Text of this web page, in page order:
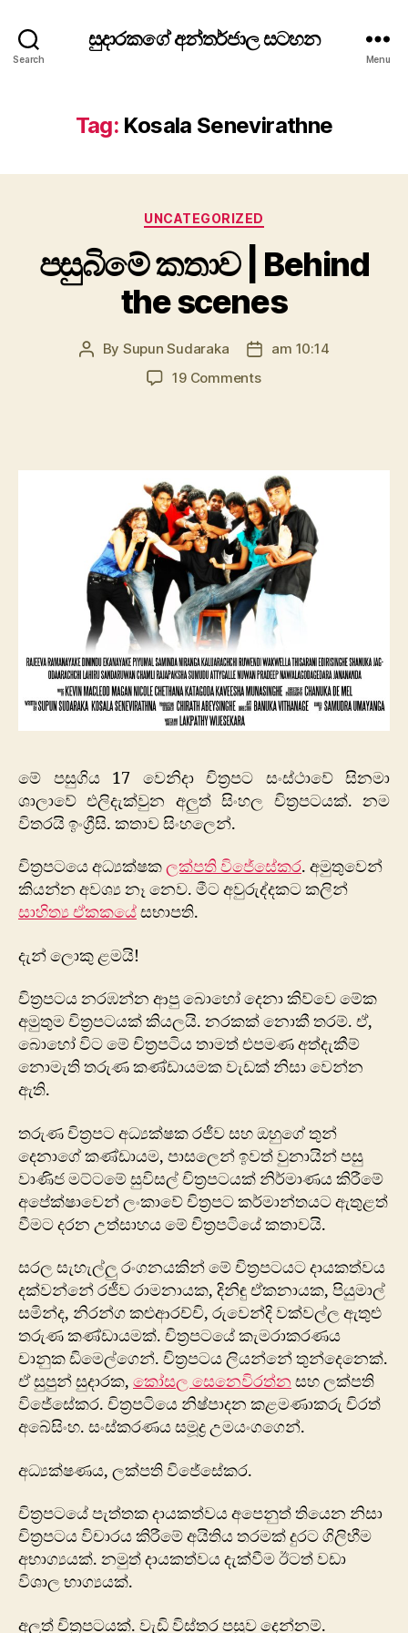
Search
සුදාරකගේ අන්තර්ජාල සටහන
Menu
Tag: Kosala Senevirathne
Categories
UNCATEGORIZED
පසුබිමේ කතාව | Behind
the scenes
Post
By Supun Sudaraka
Postam 10:14
19 Commentson
the
scenes
මේ පසුගිය 17 වෙනිදා චිත්‍රපට සංස්ථාවේ සිනමා
ශාලාවේ එලිදැක්වුන අලුත් සිංහල චිත්‍රපටයක්. නම
විතරයි ඉංග්‍රීසි. කතාව සිංහලෙන්.
චිත්‍රපටයෙ අධ්‍යක්ෂකලක්පති විජේසේකර. අමුතුවෙන්
කියන්න අවශ්‍ය නෑ නෙව. මීට අවුරුද්දකට කලින්
සාහිත්‍ය ඒකකයේසභාපති.
දැන් ලොකු ළමයි!
චිත්‍රපටය නරඹන්න ආපු බොහෝ දෙනා කිව්වෙ මේක
අමුතුම චිත්‍රපටයක් කියලයි. නරකක් නොකී තරම්. ඒ,
බොහෝ විට මේ චිත්‍රපටිය තාමත් එපමණ අත්දැකීම්
නොමැති තරුණ කණ්ඩායමක වැඩක් නිසා වෙන්න
ඇති.
තරුණ චිත්‍රපට අධ්‍යක්ෂක රජීව සහ ඔහුගේ තුන්
දෙනාගේ කණ්ඩායම, පාසලෙන් ඉවත් වුනායින් පසු
වාණිජ මට්ටමේ සුවිසල් චිත්‍රපටයක් නිර්මාණය කිරීමේ
අපේක්ෂාවෙන් ලංකාවේ චිත්‍රපට කර්මාන්තයට ඇතුළත්
වීමට දරන උත්සාහය මේ චිත්‍රපටියේ කතාවයි.
සරල සැහැල්ලු රංගනයකින් මේ චිත්‍රපටයට දායකත්වය
දක්වන්නේ රජීව රාමනායක, දිනිඳු ඒකනායක, පියුමාල්
සමින්ද, නිරන්ග කළුආරච්චි, රුවෙන්දි වක්වල්ල ඇතුළු
තරුණ කණ්ඩායමක්. චිත්‍රපටයේ කැමරාකරණය
චානුක ඩිමෙල්ගෙන්. චිත්‍රපටය ලියන්නේ තුන්දෙනෙක්.
ඒ සුපුන් සුදාරක, කෝසල සෙනෙවිරත්න සහ ලක්පති
විජේසේකර. චිත්‍රපටියෙ නිෂ්පාදන කළමණාකරු චිරත්
අබේසිංහ. සංස්කරණය සමූද්‍ර උමයංගගෙන්.
අධ්‍යක්ෂණය, ලක්පති විජේසේකර.
චිත්‍රපටයේ පැත්තක දායකත්වය අපෙනුත් තියෙන නිසා
චිත්‍රපටය විචාරය කිරීමේ අයිතිය තරමක් දුරට ගිලිහීම
අභාග්‍යයක්. නමුත් දායකත්වය දැක්වීම ඊටත් වඩා
විශාල භාග්‍යයක්.
අලුත් චිත්‍රපටයක්. වැඩි විස්තර පසුව දෙන්නම්.